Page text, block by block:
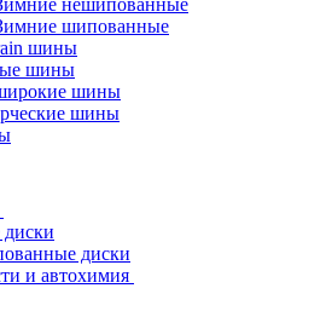
нешипованные
шипованные
шины
шины
шины
шины
диски
и автохимия